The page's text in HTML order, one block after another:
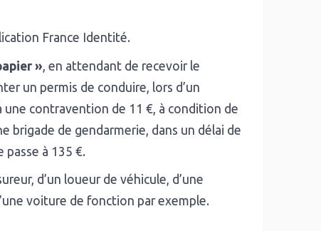
France Identité.
» , en attendant de recevoir le
un permis de conduire, lors d’un
une contravention de 11 €, à condition de
brigade de gendarmerie, dans un délai de
passe à 135 €.
d’un loueur de véhicule, d’une
voiture de fonction par exemple.